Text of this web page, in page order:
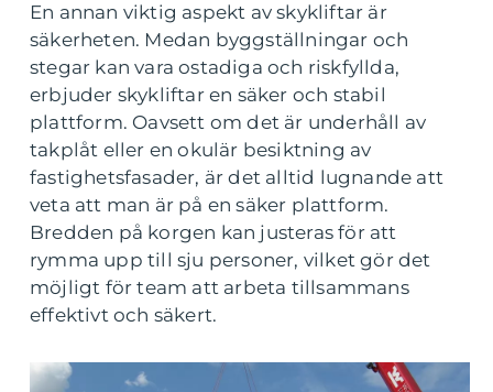
En annan viktig aspekt av skykliftar är
säkerheten. Medan byggställningar och
stegar kan vara ostadiga och riskfyllda,
erbjuder skykliftar en säker och stabil
plattform. Oavsett om det är underhåll av
takplåt eller en okulär besiktning av
fastighetsfasader, är det alltid lugnande att
veta att man är på en säker plattform.
Bredden på korgen kan justeras för att
rymma upp till sju personer, vilket gör det
möjligt för team att arbeta tillsammans
effektivt och säkert.